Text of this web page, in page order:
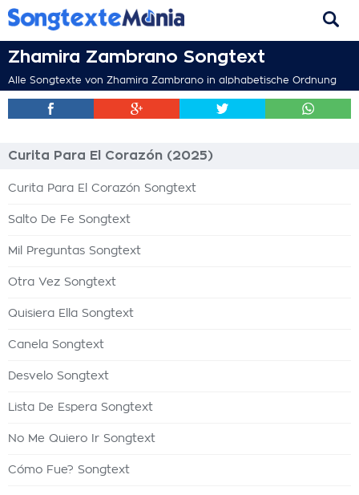
Zhamira Zambrano Songtext
Alle Songtexte von Zhamira Zambrano in alphabetische Ordnung
Curita Para El Corazón (2025)
Curita Para El Corazón Songtext
Salto De Fe Songtext
Mil Preguntas Songtext
Otra Vez Songtext
Quisiera Ella Songtext
Canela Songtext
Desvelo Songtext
Lista De Espera Songtext
No Me Quiero Ir Songtext
Cómo Fue? Songtext